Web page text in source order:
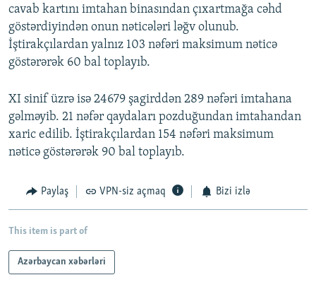
cavab kartını imtahan binasından çıxartmağa cəhd
göstərdiyindən onun nəticələri ləğv olunub.
İştirakçılardan yalnız 103 nəfəri maksimum nəticə
göstərərək 60 bal toplayıb.
XI sinif üzrə isə 24679 şagirddən 289 nəfəri imtahana
gəlməyib. 21 nəfər qaydaları pozduğundan imtahandan
xaric edilib. İştirakçılardan 154 nəfəri maksimum
nəticə göstərərək 90 bal toplayıb.
Paylaş VPN-siz açmaq Bizi izlə
This item is part of
Azərbaycan xəbərləri